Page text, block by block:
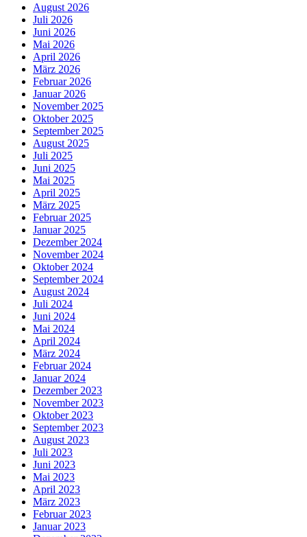
August 2026
Juli 2026
Juni 2026
Mai 2026
April 2026
März 2026
Februar 2026
Januar 2026
November 2025
Oktober 2025
September 2025
August 2025
Juli 2025
Juni 2025
Mai 2025
April 2025
März 2025
Februar 2025
Januar 2025
Dezember 2024
November 2024
Oktober 2024
September 2024
August 2024
Juli 2024
Juni 2024
Mai 2024
April 2024
März 2024
Februar 2024
Januar 2024
Dezember 2023
November 2023
Oktober 2023
September 2023
August 2023
Juli 2023
Juni 2023
Mai 2023
April 2023
März 2023
Februar 2023
Januar 2023